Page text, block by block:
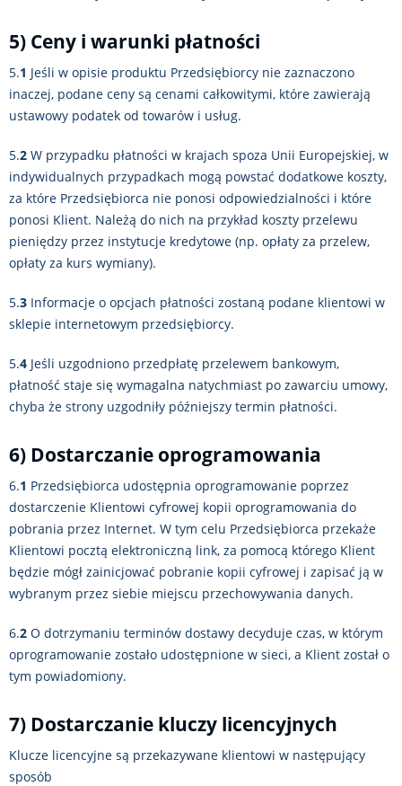
5) Ceny i warunki płatności
5.1 Jeśli w opisie produktu Przedsiębiorcy nie zaznaczono
inaczej, podane ceny są cenami całkowitymi, które zawierają
ustawowy podatek od towarów i usług.
5.2 W przypadku płatności w krajach spoza Unii Europejskiej, w
indywidualnych przypadkach mogą powstać dodatkowe koszty,
za które Przedsiębiorca nie ponosi odpowiedzialności i które
ponosi Klient. Należą do nich na przykład koszty przelewu
pieniędzy przez instytucje kredytowe (np. opłaty za przelew,
opłaty za kurs wymiany).
5.3 Informacje o opcjach płatności zostaną podane klientowi w
sklepie internetowym przedsiębiorcy.
5.4 Jeśli uzgodniono przedpłatę przelewem bankowym,
płatność staje się wymagalna natychmiast po zawarciu umowy,
chyba że strony uzgodniły późniejszy termin płatności.
6) Dostarczanie oprogramowania
6.1 Przedsiębiorca udostępnia oprogramowanie poprzez
dostarczenie Klientowi cyfrowej kopii oprogramowania do
pobrania przez Internet. W tym celu Przedsiębiorca przekaże
Klientowi pocztą elektroniczną link, za pomocą którego Klient
będzie mógł zainicjować pobranie kopii cyfrowej i zapisać ją w
wybranym przez siebie miejscu przechowywania danych.
6.2 O dotrzymaniu terminów dostawy decyduje czas, w którym
oprogramowanie zostało udostępnione w sieci, a Klient został o
tym powiadomiony.
7) Dostarczanie kluczy licencyjnych
Klucze licencyjne są przekazywane klientowi w następujący
sposób